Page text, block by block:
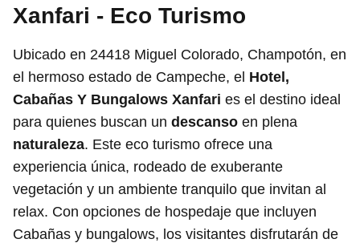
Xanfari - Eco Turismo
Ubicado en 24418 Miguel Colorado, Champotón, en
el hermoso estado de Campeche, el Hotel,
Cabañas Y Bungalows Xanfari es el destino ideal
para quienes buscan un descanso en plena
naturaleza. Este eco turismo ofrece una
experiencia única, rodeado de exuberante
vegetación y un ambiente tranquilo que invitan al
relax. Con opciones de hospedaje que incluyen
Cabañas y bungalows, los visitantes disfrutarán de